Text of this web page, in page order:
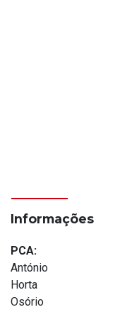
Informações
PCA:
António
Horta
Osório